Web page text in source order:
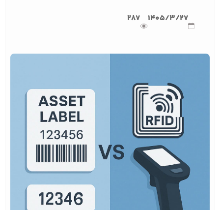
1405/3/27
287